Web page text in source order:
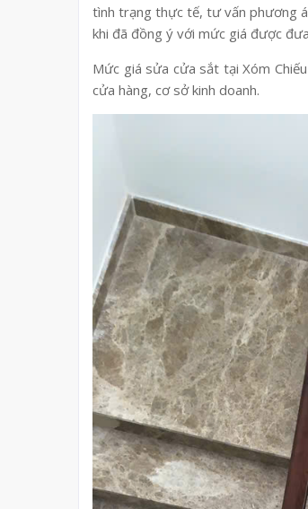
tình trạng thực tế, tư vấn phương
khi đã đồng ý với mức giá được
Mức giá sửa cửa sắt tại Xóm
cửa hàng, cơ sở kinh doanh.